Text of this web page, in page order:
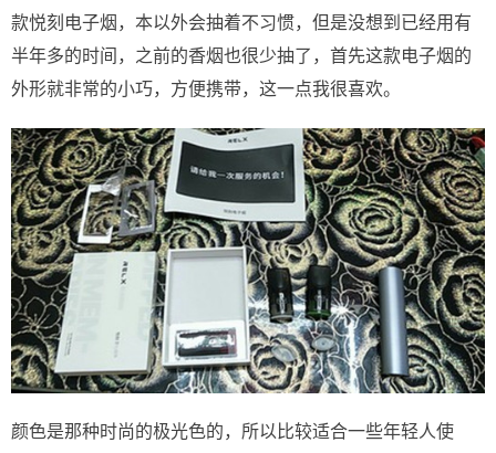
款悦刻电子烟，本以外会抽着不习惯，但是没想到已经用有
半年多的时间，之前的香烟也很少抽了，首先这款电子烟的
外形就非常的小巧，方便携带，这一点我很喜欢。
颜色是那种时尚的极光色的，所以比较适合一些年轻人使